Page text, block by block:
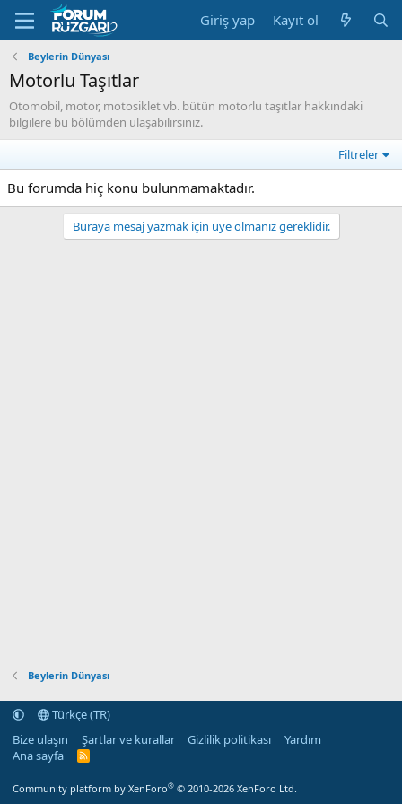
Giriş yap Kayıt ol
Beylerin Dünyası
Motorlu Taşıtlar
Otomobil, motor, motosiklet vb. bütün motorlu taşıtlar hakkındaki
bilgilere bu bölümden ulaşabilirsiniz.
Filtreler
Bu forumda hiç konu bulunmamaktadır.
Buraya mesaj yazmak için üye olmanız gereklidir.
Beylerin Dünyası
Türkçe (TR)
Bize ulaşın
Şartlar ve kurallar Gizlilik politikası
Yardım
Ana sayfa
R
Community platform by XenForo® © 2010-2026 XenForo Ltd.